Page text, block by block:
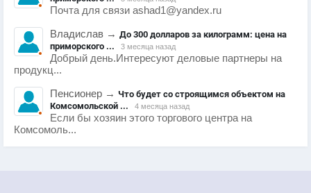
Почта для связи ashad1@yandex.ru
Владислав → До 300 долларов за килограмм: цена на
приморского ...
3 месяца назад
Добрый день.Интересуют деловые партнеры на
продукц...
Пенсионер → Что будет со строящимся объектом на
Комсомольской ...
4 месяца назад
Если бы хозяин этого торгового центра на
Комсомоль...